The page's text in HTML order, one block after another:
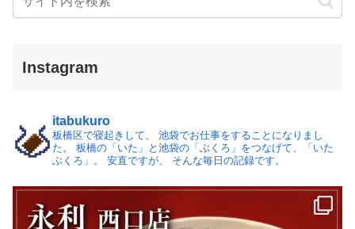
Instagram
itabukuro
板橋区で寝起きして、
池袋でお仕事をすることになりまし
た。
板橋の「いた」と池袋の「ぶくろ」をつなげて、「いた
ぶくろ」。
安直ですが、 そんな毎日の記録です。